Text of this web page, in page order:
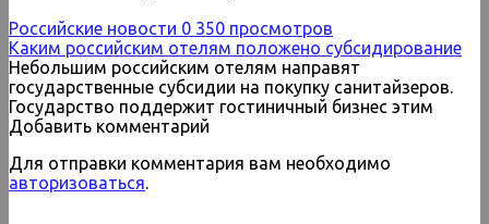
Российские новости 0 350 просмотров
Каким российским отелям положено субсидирование
Небольшим российским отелям направят
государственные субсидии на покупку санитайзеров.
Государство поддержит гостиничный бизнес этим
Добавить комментарий
Для отправки комментария вам необходимо
авторизоваться.